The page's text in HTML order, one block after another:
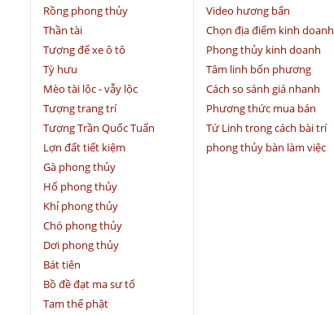
Rồng phong thủy
Thần tài
Tượng để xe ô tô
Tỳ hưu
Mèo tài lộc - vẫy lộc
Tượng trang trí
Tượng Trần Quốc Tuấn
Lợn đất tiết kiệm
Gà phong thủy
Hổ phong thủy
Khỉ phong thủy
Chó phong thủy
Dơi phong thủy
Bát tiên
Bồ đề đạt ma sư tổ
Tam thế phật
Video hương bẩn
Chọn địa điểm kinh doanh
Phong thủy kinh doanh
Tâm linh bốn phương
Cách so sánh giá nhanh
Phương thức mua bán
Tứ Linh trong cách bài trí
phong thủy bàn làm việc